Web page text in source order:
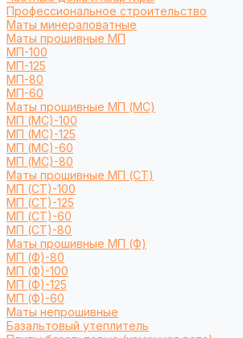
Профессиональное строительство
Маты минераловатные
Маты прошивные МП
МП-100
МП-125
МП-80
МП-60
Маты прошивные МП (МС)
МП (МС)-100
МП (МС)-125
МП (МС)-60
МП (МС)-80
Маты прошивные МП (СТ)
МП (СТ)-100
МП (СТ)-125
МП (СТ)-60
МП (СТ)-80
Маты прошивные МП (Ф)
МП (Ф)-80
МП (Ф)-100
МП (Ф)-125
МП (Ф)-60
Маты непрошивные
Базальтовый утеплитель